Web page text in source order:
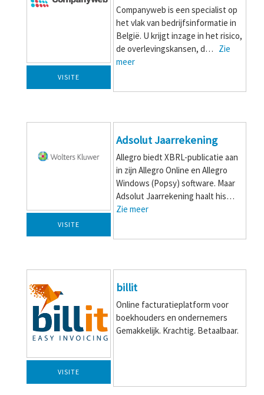
VISITE
Companyweb is een specialist op
het vlak van bedrijfsinformatie in
België. U krijgt inzage in het risico,
de overlevingskansen, d… Zie
meer
VISITE
Adsolut Jaarrekening
Allegro biedt XBRL-publicatie aan
in zijn Allegro Online en Allegro
Windows (Popsy) software. Maar
Adsolut Jaarrekening haalt his…
Zie meer
VISITE
billit
Online facturatieplatform voor
boekhouders en ondernemers
Gemakkelijk. Krachtig. Betaalbaar.